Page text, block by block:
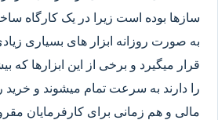
سازها بوده است زیرا در یک کارگاه
به صورت روزانه ابزار های بسیاری
قرار میگیرد و برخی از این ابزارها که
را دارند به سرعت تمام میشوند و خرید
مالی و هم زمانی برای کارفرمایان